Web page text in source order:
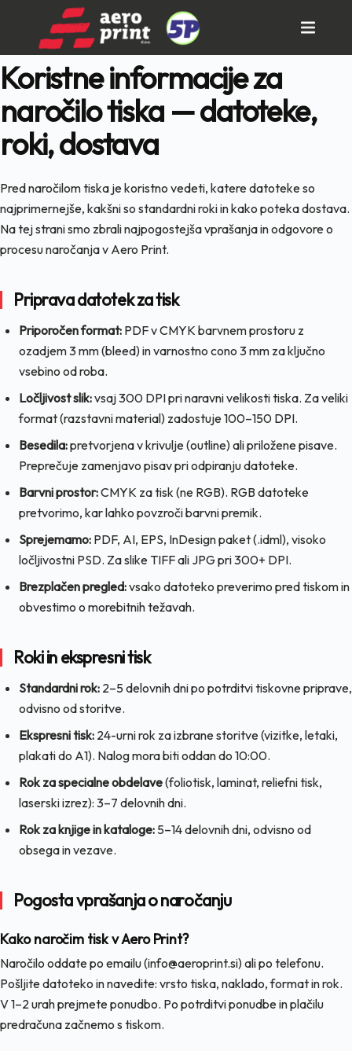
Koristne informacije za
naročilo tiska — datoteke,
roki, dostava
Pred naročilom tiska je koristno vedeti, katere datoteke so
najprimernejše, kakšni so standardni roki in kako poteka dostava.
Na tej strani smo zbrali najpogostejša vprašanja in odgovore o
procesu naročanja v Aero Print.
Priprava datotek za tisk
Priporočen format: PDF v CMYK barvnem prostoru z
ozadjem 3 mm (bleed) in varnostno cono 3 mm za ključno
vsebino od roba.
Ločljivost slik:vsaj 300 DPI pri naravni velikosti tiska. Za veliki
format (razstavni material) zadostuje 100–150 DPI.
Besedila:pretvorjena v krivulje (outline) ali priložene pisave.
Preprečuje zamenjavo pisav pri odpiranju datoteke.
Barvni prostor:CMYK za tisk (ne RGB). RGB datoteke
pretvorimo, kar lahko povzroči barvni premik.
Sprejemamo: PDF, AI, EPS, InDesign paket (.idml), visoko
ločljivostni PSD. Za slike TIFF ali JPG pri 300+ DPI.
Brezplačen pregled:vsako datoteko preverimo pred tiskom in
obvestimo o morebitnih težavah.
Roki in ekspresni tisk
Standardni rok: 2–5 delovnih dni po potrditvi tiskovne priprave,
odvisno od storitve.
Ekspresni tisk: 24-urni rok za izbrane storitve (vizitke, letaki,
plakati do A1). Nalog mora biti oddan do 10:00.
Rok za specialne obdelave(foliotisk, laminat, reliefni tisk,
laserski izrez): 3–7 delovnih dni.
Rok za knjige in kataloge: 5–14 delovnih dni, odvisno od
obsega in vezave.
Pogosta vprašanja o naročanju
Kako naročim tisk v Aero Print?
Naročilo oddate po emailu (info@aeroprint.si) ali po telefonu.
Pošljite datoteko in navedite: vrsto tiska, naklado, format in rok.
V 1–2 urah prejmete ponudbo. Po potrditvi ponudbe in plačilu
predračuna začnemo s tiskom.